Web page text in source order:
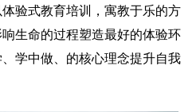
验式教育培训，寓教于乐的方
生命的过程塑造最好的体验环
学中做、的核心理念提升自我